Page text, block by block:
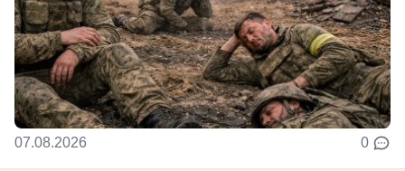
07.08.2026 0